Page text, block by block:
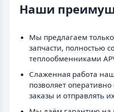
Наши
Мы предлагаем
запчасти, полностью
теплообменниками
Слаженная работа
позволяет
заказы и отправлять